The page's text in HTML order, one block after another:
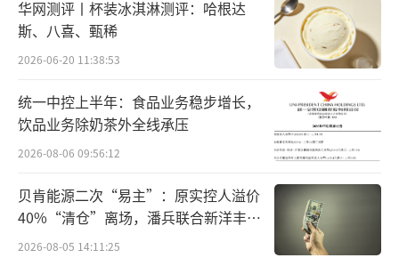
随着金九银十家装旺季的到来，家装消费
市场热度不断攀升。8月23日，苏宁易购将全面
启动秋季家装节暨老板电器品牌节活动，打响
秋季厨卫家装消费第一枪。在国家政策支持
下，苏宁易购加码以旧换新补贴至高20%、买9
999柜体产品送3500元大家电优惠券等优惠以
及三免服务。消费者购买厨电产品，可享受免
费上门设计、免费安装、免费橱柜改造服务。
华网测评丨杯装冰淇淋测评：哈根达
斯、八喜、甄稀
2026-06-20 11:38:53
统一中控上半年：食品业务稳步增长，
饮品业务除奶茶外全线承压
2026-08-06 09:56:12
贝肯能源二次“易主”：原实控人溢价
40%“清仓”离场，潘兵联合新洋丰、
宏科百世拟入主
2026-08-05 14:11:25